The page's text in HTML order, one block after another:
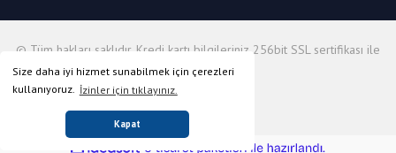
Size daha iyi hizmet sunabilmek için çerezleri
kullanıyoruz. İzinler için tıklayınız.
Kapat
© Tüm hakları saklıdır. Kredi kartı bilgileriniz 256bit SSL sertifikası ile
korunmaktadır.
ideasoft e-